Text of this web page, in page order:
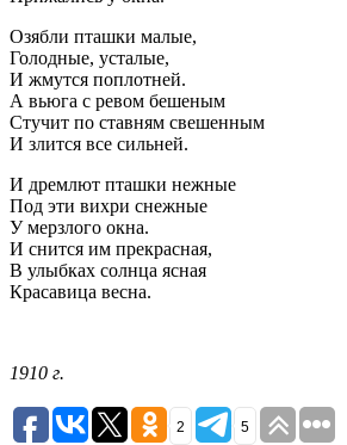
Озябли пташки малые,
Голодные, усталые,
И жмутся поплотней.
А вьюга с ревом бешеным
Стучит по ставням свешенным
И злится все сильней.
И дремлют пташки нежные
Под эти вихри снежные
У мерзлого окна.
И снится им прекрасная,
В улыбках солнца ясная
Красавица весна.
1910 г.
2 5